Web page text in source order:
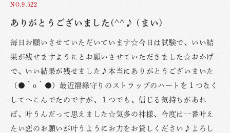
NO.9,522
ありがとうございました(^^♪ (まい)
毎日お願いさせていただいています☆今日は試験で、いい結
果が残せますようにとお願いさせていただきました☆おかげ
で、いい結果が残せました♪本当にありがとうございまいた
（●＾o＾●）最近福縁守りのストラップのハートを１つなく
してへこんでたのですが、１つでも、信じる気持ちがあれ
ば、叶うんだって思えました☆気多の神様、今度は一番叶え
たい恋のお願いが叶うようにお力をお貸しください♪よろし